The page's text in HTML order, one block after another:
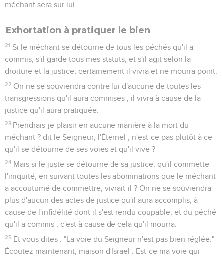
méchant sera sur lui.
Exhortation à pratiquer le bien
21 Si le méchant se détourne de tous les péchés qu'il a
commis, s'il garde tous mes statuts, et s'il agit selon la
droiture et la justice, certainement il vivra et ne mourra point.
22 On ne se souviendra contre lui d'aucune de toutes les
transgressions qu'il aura commises ; il vivra à cause de la
justice qu'il aura pratiquée.
23 Prendrais-je plaisir en aucune manière à la mort du
méchant ? dit le Seigneur, l'Éternel ; n'est-ce pas plutôt à ce
qu'il se détourne de ses voies et qu'il vive ?
24 Mais si le juste se détourne de sa justice, qu'il commette
l'iniquité, en suivant toutes les abominations que le méchant
a accoutumé de commettre, vivrait-il ? On ne se souviendra
plus d'aucun des actes de justice qu'il aura accomplis, à
cause de l'infidélité dont il s'est rendu coupable, et du péché
qu'il a commis ; c'est à cause de cela qu'il mourra.
25 Et vous dites : "La voie du Seigneur n'est pas bien réglée."
Écoutez maintenant, maison d'Israël : Est-ce ma voie qui